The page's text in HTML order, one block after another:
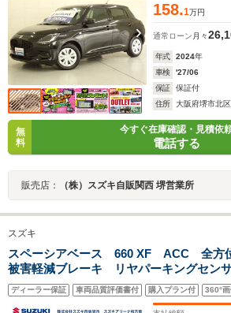
158.1万円
通常ローン 月々
年式 2024年
車検
'27/06
保証
保証付
住所
大阪府堺市北区
無
料
今すぐ在庫確認・見積依
電話する
販売店： （株）スズキ自販関西 堺営業所
スズキ
スペーシアベース 660 XF ACC 全方
被害軽減ブレーキ リヤパーキングセン
ドランプ ハイビームアシスト 後席右側
ドア フロアマット ルーフレール シ
ディーラー保証 車両品質評価書付 購入プラン付 360°